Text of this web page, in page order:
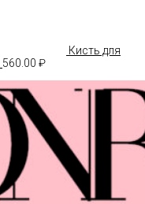
Кисть для
560.00 ₽